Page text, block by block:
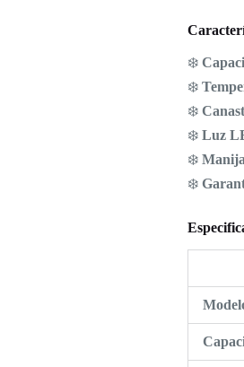
❄️
❄️
❄️
❄️ Luz
❄️
❄️